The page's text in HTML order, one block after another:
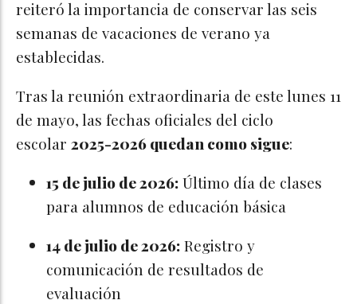
reiteró la importancia de conservar las seis
semanas de vacaciones de verano ya
establecidas.
Tras la reunión extraordinaria de este lunes 11
de mayo, las fechas oficiales del ciclo
escolar 2025-2026 quedan como sigue:
15 de julio de 2026:Último día de clases
para alumnos de educación básica
14 de julio de 2026:Registro y
comunicación de resultados de
evaluación